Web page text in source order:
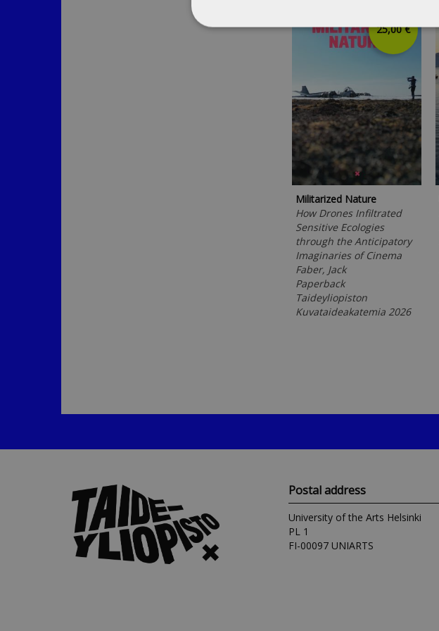
25,00 €
Militarized Nature
How Drones Infiltrated
Sensitive Ecologies
through the Anticipatory
Imaginaries of Cinema
Faber, Jack
Paperback
Taideyliopiston
Kuvataideakatemia 2026
Postal address
University of the Arts Helsinki
PL 1
FI-00097 UNIARTS